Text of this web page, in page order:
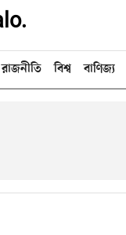
রাজনীতি বিশ্ব বাণিজ্য